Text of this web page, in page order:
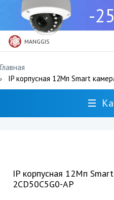
-
MANGGIS
Главная
IP корпусная 12Мп Smart
IP корпусная 12Мп
2CD50C5G0-AP